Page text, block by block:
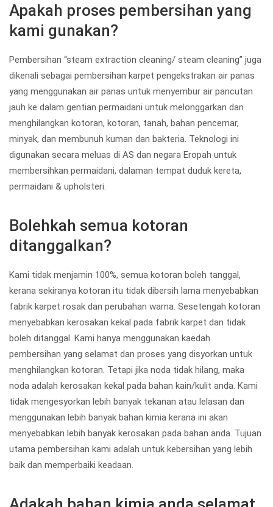
Apakah proses pembersihan yang
kami gunakan?
Pembersihan “steam extraction cleaning/ steam cleaning” juga
dikenali sebagai pembersihan karpet pengekstrakan air panas
yang menggunakan air panas untuk menyembur air pancutan
jauh ke dalam gentian permaidani untuk melonggarkan dan
menghilangkan kotoran, kotoran, tanah, bahan pencemar,
minyak, dan membunuh kuman dan bakteria. Teknologi ini
digunakan secara meluas di AS dan negara Eropah untuk
membersihkan permaidani, dalaman tempat duduk kereta,
permaidani & upholsteri.
Bolehkah semua kotoran
ditanggalkan?
Kami tidak menjamin 100%, semua kotoran boleh tanggal,
kerana sekiranya kotoran itu tidak dibersih lama menyebabkan
fabrik karpet rosak dan perubahan warna. Sesetengah kotoran
menyebabkan kerosakan kekal pada fabrik karpet dan tidak
boleh ditanggal. Kami hanya menggunakan kaedah
pembersihan yang selamat dan proses yang disyorkan untuk
menghilangkan kotoran. Tetapi jika noda tidak hilang, maka
noda adalah kerosakan kekal pada bahan kain/kulit anda. Kami
tidak mengesyorkan lebih banyak tekanan atau lelasan dan
menggunakan lebih banyak bahan kimia kerana ini akan
menyebabkan lebih banyak kerosakan pada bahan anda. Tujuan
utama pembersihan kami adalah untuk kebersihan yang lebih
baik dan memperbaiki keadaan.